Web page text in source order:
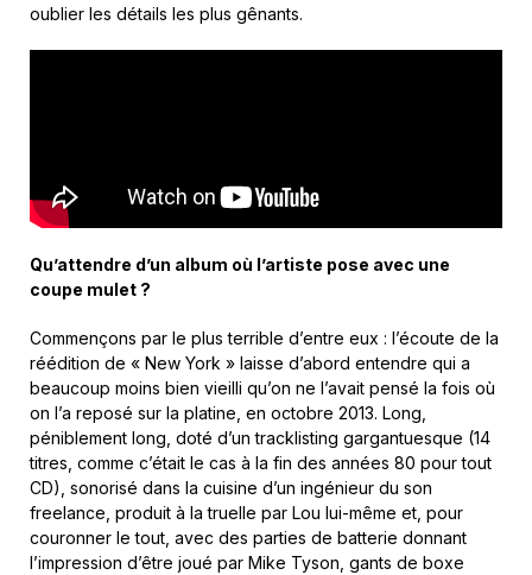
oublier les détails les plus gênants.
Qu’attendre d’un album où l’artiste pose avec une
coupe mulet ?
Commençons par le plus terrible d’entre eux : l’écoute de la
réédition de « New York » laisse d’abord entendre qui a
beaucoup moins bien vieilli qu’on ne l’avait pensé la fois où
on l’a reposé sur la platine, en octobre 2013. Long,
péniblement long, doté d’un tracklisting gargantuesque (14
titres, comme c’était le cas à la fin des années 80 pour tout
CD), sonorisé dans la cuisine d’un ingénieur du son
freelance, produit à la truelle par Lou lui-même et, pour
couronner le tout, avec des parties de batterie donnant
l’impression d’être joué par Mike Tyson, gants de boxe